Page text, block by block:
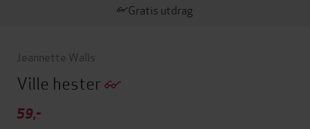
Gratis utdrag
Jeannette Walls
Ville hester
59,-